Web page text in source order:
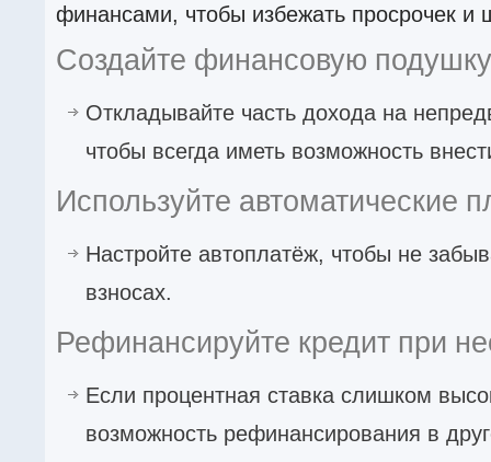
финансами, чтобы избежать просрочек и
Создайте финансовую подушку
Откладывайте часть дохода на
чтобы всегда иметь возможность
Используйте автоматические
Настройте автоплатёж, чтобы не
взносах.
Рефинансируйте кредит при
Если процентная ставка слишком
возможность рефинансирования в